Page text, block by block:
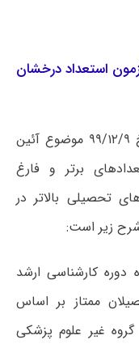
استعداد درخشان
براساس بخشنامه شماره ۱۰/۳۸۵۹ مورخ ۹۹/۱۲/۹ موضوع آئین
برتر و فارغ
تحصیلی بالاتر در
شرح زیر است:
دوره کارشناسی ارشد
ممتاز بر اساس
غیر علوم پزشکی